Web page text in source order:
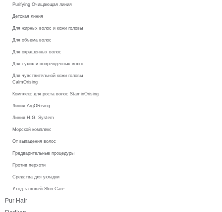
Purifying Очищающая линия
Детская линия
Для жирных волос и кожи головы
Для объема волос
Для окрашенных волос
Для сухих и повреждённых волос
Для чувствительной кожи головы
CalmOrising
Комплекс для роста волос StaminOrising
Линия ArgORising
Линия H.G. System
Морской комплекс
От выпадения волос
Предварительные процедуры
Против перхоти
Средства для укладки
Уход за кожей Skin Care
Pur Hair